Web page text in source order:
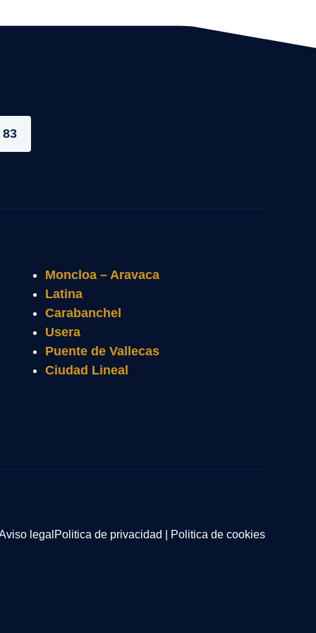
83
Moncloa – Aravaca
Latina
Carabanchel
Usera
Puente de Vallecas
Ciudad Lineal
legal Politica de privacidad Politica de cookies